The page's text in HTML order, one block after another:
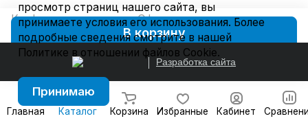
В корзину
Главная Каталог Корзина Избранные Кабинет
Конфиденциальность
Оферта
Разработка сайта
просмотр страниц нашего сайта, вы
принимаете условия его использования. Более
подробные сведения смотрите в нашей
Политике в отношении файлов Cookie.
Принимаю